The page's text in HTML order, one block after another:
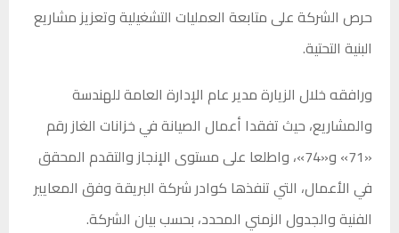
حرص الشركة على متابعة العمليات التشغيلية وتعزيز مشاريع
البنية التحتية.
ورافقه خلال الزيارة مدير عام الإدارة العامة للهندسة
والمشاريع، حيث تفقدا أعمال الصيانة في خزانات الغاز رقم
«71» و«74»، واطلعا على مستوى الإنجاز والتقدم المحقق
في الأعمال، التي تنفذها كوادر شركة البريقة وفق المعايير
الفنية والجدول الزمني المحدد، بحسب بيان الشركة.